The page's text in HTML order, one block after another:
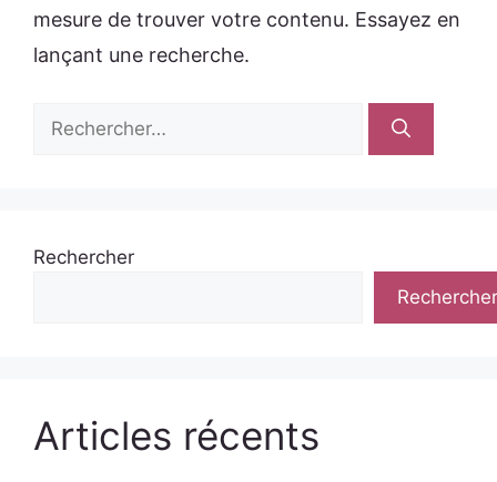
mesure de trouver votre contenu. Essayez en
lançant une recherche.
Rechercher :
Rechercher
Rechercher
Articles récents